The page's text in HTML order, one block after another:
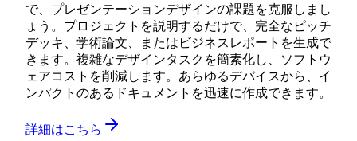
で、プレゼンテーションデザインの課題を克服しまし
ょう。プロジェクトを説明するだけで、完全なピッチ
デッキ、学術論文、またはビジネスレポートを生成で
きます。複雑なデザインタスクを簡素化し、ソフトウ
ェアコストを削減します。あらゆるデバイスから、イ
ンパクトのあるドキュメントを迅速に作成できます。
詳細はこちら